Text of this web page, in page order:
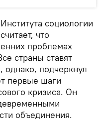
социологии
что
проблемах
страны ставят
однако, подчеркнул
первые шаги
кризиса. Он
объединения.